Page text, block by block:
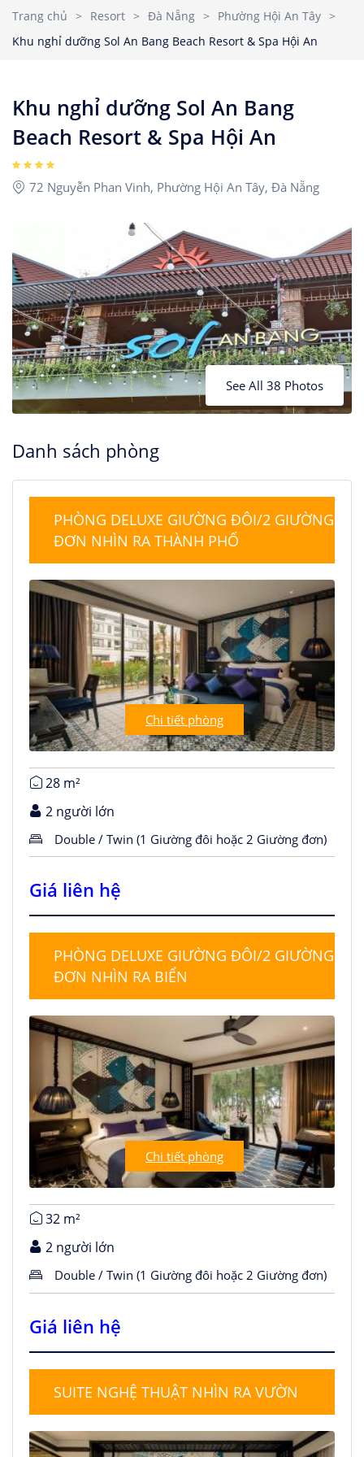
Căn hộ dịch vụ
3 4 5 7
8
9
10 11 12 13 14
15
23
24 25 26 27 28
29
30
31
Rooms
Trang chủ > Resort > Đà Nẵng > Phường Hội An Tây >
Khu nghỉ dưỡng Sol An Bang Beach Resort & Spa Hội An
Khu nghỉ dưỡng Sol An Bang
Beach Resort & Spa Hội An
72 Nguyễn Phan Vinh, Phường Hội An Tây, Đà Nẵng
See All 38 Photos
Danh sách phòng
PHÒNG DELUXE GIƯỜNG ĐÔI/2 GIƯỜNG
ĐƠN NHÌN RA THÀNH PHỐ
Chi tiết phòng
28 m²
2 người lớn
Double / Twin (1 Giường đôi hoặc 2 Giường đơn)
Giá liên hệ
PHÒNG DELUXE GIƯỜNG ĐÔI/2 GIƯỜNG
ĐƠN NHÌN RA BIỂN
Chi tiết phòng
32 m²
2 người lớn
Double / Twin (1 Giường đôi hoặc 2 Giường đơn)
Giá liên hệ
SUITE NGHỆ THUẬT NHÌN RA VƯỜN